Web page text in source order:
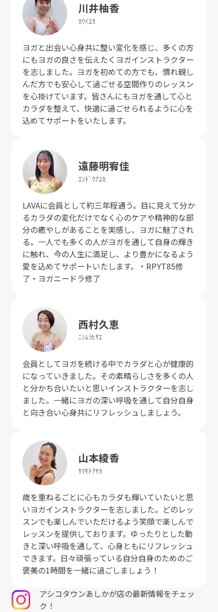
川井柚香
ｶﾜｲﾕｶ
ヨガと出会い心身共に整い変化を感じ、多くの方
にもヨガの良さを伝えたくヨガインストラクター
を志しました。ヨガを初めての方でも、慣れ親し
んだ方でも安心して過ごせる空間作りのレッスン
を心掛けています。皆さんにもヨガを通して心と
カラダを整えて、快適に過ごせられるように心を
込めてサポートをいたします。
遠藤明宥佳
ｴﾝﾄﾞｳｱﾕｶ
LAVAに会員として約三年程通う。目に見えて分か
るカラダの変化だけでなく心のケアや精神的な部
分の癒やしがあることを実感し、ヨガに魅了され
る。一人でも多くの人がヨガを通して自身の輝き
に触れ、今の人生に満足し、より豊かになるよう
愛を込めてサポートいたします。・RPYT85修
了・ヨガニードラ修了
西村久恵
ﾆｼﾑﾗﾋｻｴ
会員としてヨガを続ける中でカラダと心が健康的
になっていきました。その素晴らしさを多くの人
と分かち合いたいと思いインストラクターを志し
ました。一緒にヨガの深い呼吸を通して自分自身
と向き合い心身共にリフレッシュしましょう。
山本綾香
ﾔﾏﾓﾄｱﾔｶ
歳を重ねるごとに心もカラダも輝いていたいと思
いヨガインストラクターを志しました。どのレッ
スンでも楽しんでいただけるよう笑顔で楽しんで
レッスンを提供しております。ゆったりとした動
きと深い呼吸を通して、心身ともにリフレッシュ
できます。日々頑張っている自分自身のためのご
褒美の1時間を一緒に過ごしましょう！
アシコタウンあしかが店の最新情報をチェッ
ク！